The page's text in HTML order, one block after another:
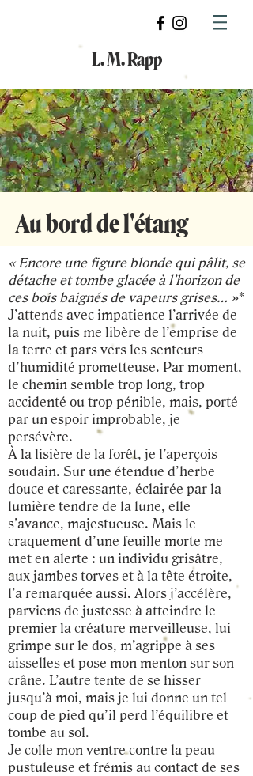
L. M. Rapp
Au bord de l'étang
« Encore une figure blonde qui pâlit, se
détache et tombe glacée à l’horizon de
ces bois baignés de vapeurs grises… »*
J’attends avec impatience l’arrivée de
la nuit, puis me libère de l’emprise de
la terre et pars vers les senteurs
d’humidité prometteuse. Par moment,
le chemin semble trop long, trop
accidenté ou trop pénible, mais, porté
par un espoir improbable, je
persévère.
À la lisière de la forêt, je l’aperçois
soudain. Sur une étendue d’herbe
douce et caressante, éclairée par la
lumière tendre de la lune, elle
s’avance, majestueuse. Mais le
craquement d’une feuille morte me
met en alerte : un individu grisâtre,
aux jambes torves et à la tête étroite,
l’a remarquée aussi. Alors j’accélère,
parviens de justesse à atteindre le
premier la créature merveilleuse, lui
grimpe sur le dos, m’agrippe à ses
aisselles et pose mon menton sur son
crâne. L’autre tente de se hisser
jusqu’à moi, mais je lui donne un tel
coup de pied qu’il perd l’équilibre et
tombe au sol.
Je colle mon ventre contre la peau
pustuleuse et frémis au contact de ses